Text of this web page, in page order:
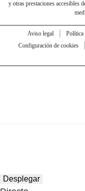
y otras prestaciones accesibles
Aviso legal Política
Configuración de cookies
Desplegar